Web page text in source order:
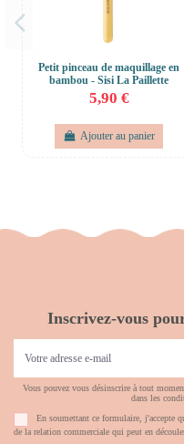
Petit pinceau de maquillage en
bambou - Sisi La Paillette
5,90 €
Ajouter au panier
Inscrivez-vous
Vous pouvez vous désinscrire à tout
dans les
En soumettant ce formulaire, j'accepte
de la relation commerciale qui peut en